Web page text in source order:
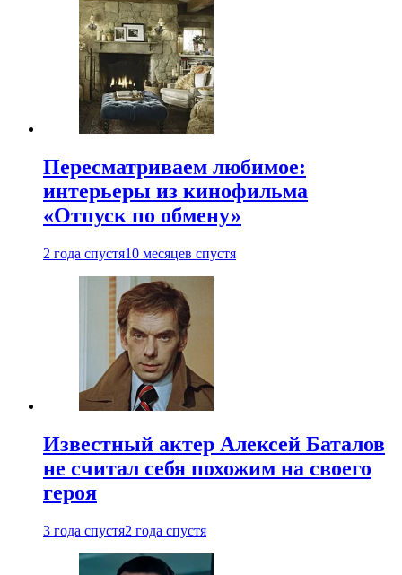
Пересматриваем любимое:
интерьеры из кинофильма
«Отпуск по обмену»
2 года спустя10 месяцев спустя
Известный актер Алексей Баталов
не считал себя похожим на своего
героя
3 года спустя2 года спустя